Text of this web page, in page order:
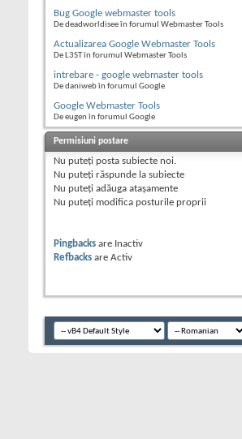
Bug Google webmaster tools
De deadworldisee în forumul Webmaster Tools
Actualizarea Google Webmaster Tools
De L3ST în forumul Webmaster Tools
intrebare - google webmaster tools
De daniweb în forumul Google
Google Webmaster Tools
De eugen în forumul Google
Permisiuni postare
Nu puteţi posta subiecte noi.
Nu puteţi răspunde la subiecte
Nu puteţi adăuga ataşamente
Nu puteţi modifica posturile proprii
Pingbacks are Inactiv
Refbacks are Activ